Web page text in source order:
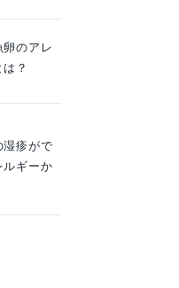
のアレ
？
湿疹がで
ルギーか